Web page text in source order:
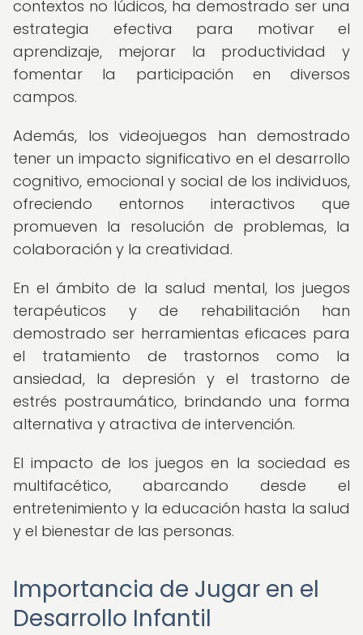
contextos no lúdicos, ha demostrado ser una
estrategia efectiva para motivar el
aprendizaje, mejorar la productividad y
fomentar la participación en diversos
campos.
Además, los videojuegos han demostrado
tener un impacto significativo en el desarrollo
cognitivo, emocional y social de los individuos,
ofreciendo entornos interactivos que
promueven la resolución de problemas, la
colaboración y la creatividad.
En el ámbito de la salud mental, los juegos
terapéuticos y de rehabilitación han
demostrado ser herramientas eficaces para
el tratamiento de trastornos como la
ansiedad, la depresión y el trastorno de
estrés postraumático, brindando una forma
alternativa y atractiva de intervención.
El impacto de los juegos en la sociedad es
multifacético, abarcando desde el
entretenimiento y la educación hasta la salud
y el bienestar de las personas.
Importancia de Jugar en el
Desarrollo Infantil